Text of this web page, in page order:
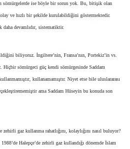
ise böyle bir sorun yok. Bu, bitişik olan
ve hızlı bir şekilde kurulabildiğini göstermektedir.
devamlıdır, sistematiktir.
biliyoruz. İngiltere’nin, Fransa’nın, Portekiz’in vs.
sömürgeci güç kendi sömürgesinde Saddam
kullanamamıştır. Niyet etse bile uluslararası
ama Saddam Hüseyin bu konuda son
gaz kullanma rahatlığını, kolaylığını nasıl buluyor?
Halepçe’de zehirli gaz kullandığı dönemde İslam